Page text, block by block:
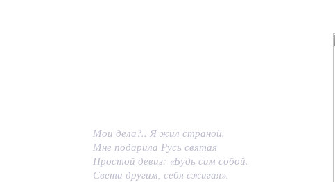
Мои дела?.. Я жил страной.
Мне подарила Русь святая
Простой девиз: «Будь сам собой.
Свети другим, себя сжигая».